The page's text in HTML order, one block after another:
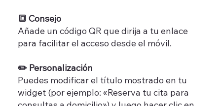
🔳 Consejo
Añade un código QR que dirija a tu enlace
para facilitar el acceso desde el móvil.
✏️ Personalización
Puedes modificar el título mostrado en tu
widget (por ejemplo: «Reserva tu cita para